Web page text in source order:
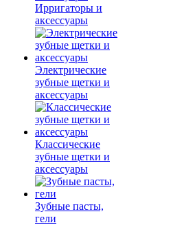
Ирригаторы и
аксессуары
Электрические
зубные щетки и
аксессуары
Классические
зубные щетки и
аксессуары
Зубные пасты,
гели